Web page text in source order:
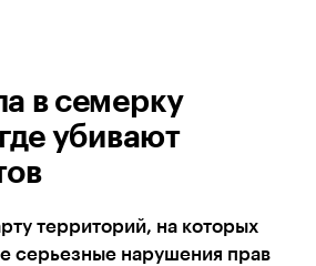
в семерку
убивают
территорий, на которых
серьезные нарушения прав